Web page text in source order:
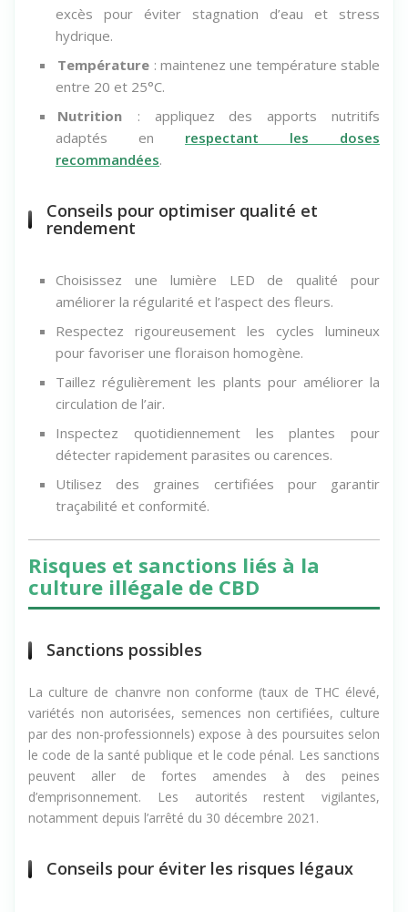
excès pour éviter stagnation d’eau et stress
hydrique.
Température : maintenez une température stable
entre 20 et 25°C.
Nutrition : appliquez des apports nutritifs
adaptés en respectant les doses
recommandées.
Conseils pour optimiser qualité et
rendement
Choisissez une lumière LED de qualité pour
améliorer la régularité et l’aspect des fleurs.
Respectez rigoureusement les cycles lumineux
pour favoriser une floraison homogène.
Taillez régulièrement les plants pour améliorer la
circulation de l’air.
Inspectez quotidiennement les plantes pour
détecter rapidement parasites ou carences.
Utilisez des graines certifiées pour garantir
traçabilité et conformité.
Risques et sanctions liés à la
culture illégale de CBD
Sanctions possibles
La culture de chanvre non conforme (taux de THC élevé,
variétés non autorisées, semences non certifiées, culture
par des non-professionnels) expose à des poursuites selon
le code de la santé publique et le code pénal. Les sanctions
peuvent aller de fortes amendes à des peines
d’emprisonnement. Les autorités restent vigilantes,
notamment depuis l’arrêté du 30 décembre 2021.
Conseils pour éviter les risques légaux